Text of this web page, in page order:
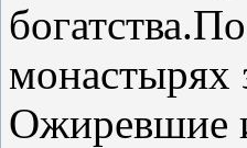
монастырях
Ожиревшие